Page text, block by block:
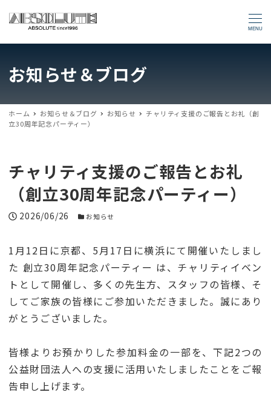
MENU
お知らせ＆ブログ
ホーム お知らせ＆ブログ お知らせ
チャリティ支援のご報告とお礼（創
立30周年記念パーティー）
チャリティ支援のご報告とお礼
（創立30周年記念パーティー）
投稿日
2026/06/26 お知らせカテゴリー
お知らせ
1月12日に京都、5月17日に横浜にて開催いたしまし
た 創立30周年記念パーティー は、チャリティイベン
トとして開催し、多くの先生方、スタッフの皆様、そ
してご家族の皆様にご参加いただきました。誠にあり
がとうございました。
皆様よりお預かりした参加料金の一部を、下記2つの
公益財団法人への支援に活用いたしましたことをご報
告申し上げます。